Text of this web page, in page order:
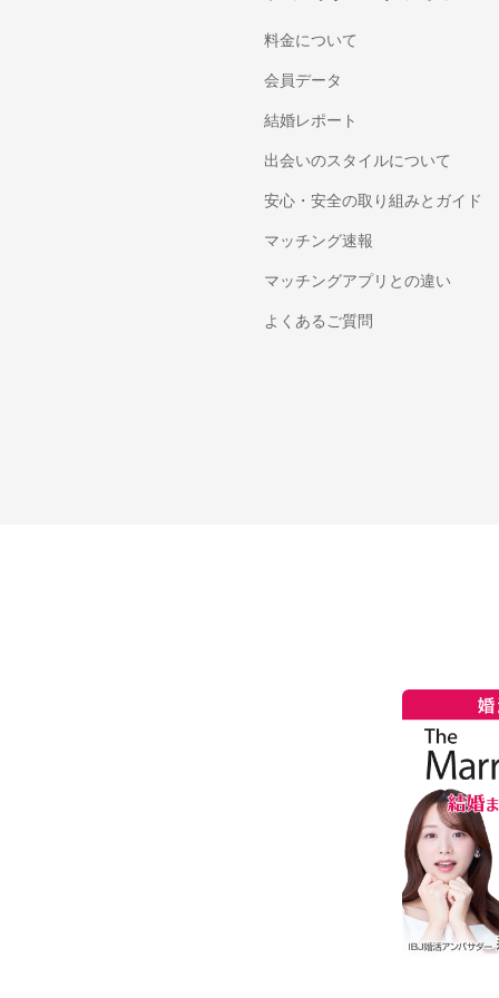
料金について
会員データ
結婚レポート
出会いのスタイルについて
安心・安全の取り組みとガイド
マッチング速報
マッチングアプリとの違い
よくあるご質問